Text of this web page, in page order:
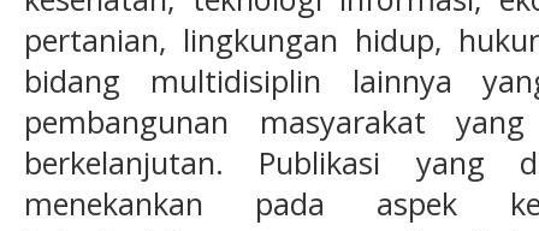
pertanian, lingkungan hidup,
bidang multidisiplin lainnya
pembangunan masyarakat
berkelanjutan. Publikasi
menekankan pada aspek